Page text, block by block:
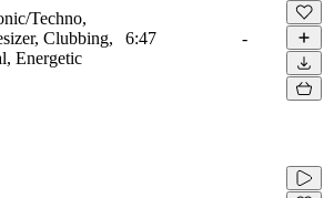
Techno,
Clubbing,
Energetic
6:47 -